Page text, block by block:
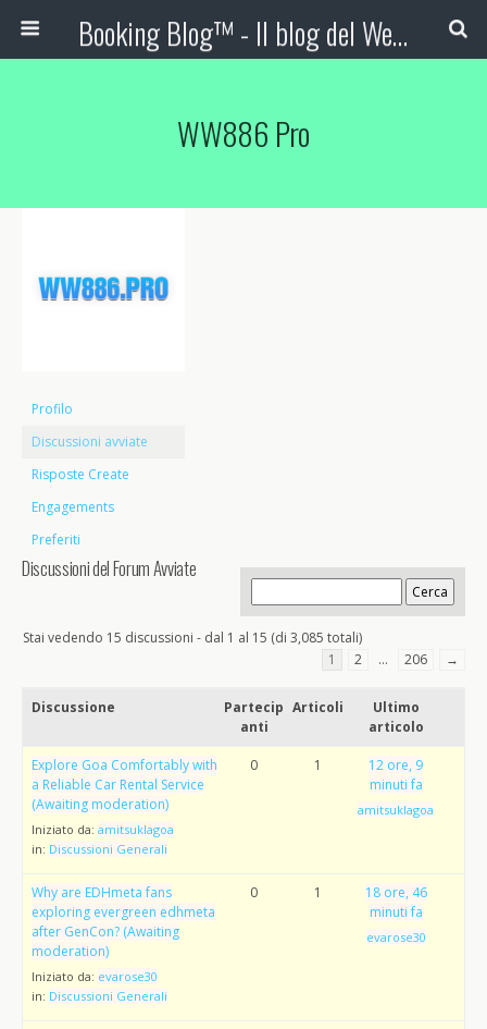
Booking Blog™ - Il blog del Web Marketing Turistico
WW886 Pro
Profilo
Discussioni avviate
Risposte Create
Engagements
Preferiti
Discussioni del Forum Avviate
Stai vedendo 15 discussioni - dal 1 al 15 (di 3,085 totali)
1
2 … 206 →
Discussione
Partecip
anti
Articoli
Ultimo
articolo
Explore Goa Comfortably with
a Reliable Car Rental Service
(Awaiting moderation)
Iniziato da: amitsuklagoa
in: Discussioni Generali
0 1
12 ore, 9
minuti fa
amitsuklagoa
Why are EDHmeta fans
exploring evergreen edhmeta
after GenCon? (Awaiting
moderation)
Iniziato da: evarose30
in: Discussioni Generali
0 1
18 ore, 46
minuti fa
evarose30